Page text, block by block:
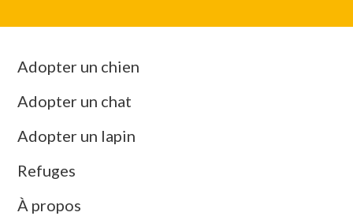
Adopter un chien
Adopter un chat
Adopter un lapin
Refuges
À propos